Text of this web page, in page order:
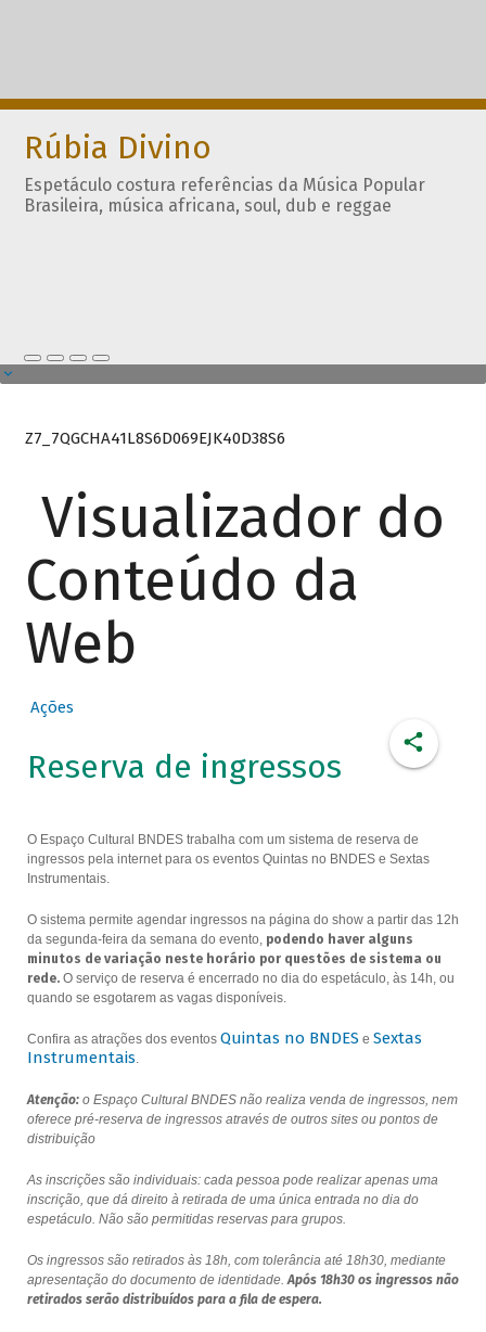
Rúbia Divino
Espetáculo costura referências da Música Popular
Brasileira, música africana, soul, dub e reggae
Z7_7QGCHA41L8S6D069EJK40D38S6
Visualizador do
Conteúdo da
Web
Ações
Reserva de ingressos
O Espaço Cultural BNDES trabalha com um sistema de reserva de
ingressos pela internet para os eventos Quintas no BNDES e Sextas
Instrumentais.
O sistema permite agendar ingressos na página do show a partir das 12h
da segunda-feira da semana do evento, podendo haver alguns
minutos de variação neste horário por questões de sistema ou
rede.O serviço de reserva é encerrado no dia do espetáculo, às 14h, ou
quando se esgotarem as vagas disponíveis.
Confira as atrações dos eventos Quintas no BNDES e Sextas
Instrumentais.
Atenção:o Espaço Cultural BNDES não realiza venda de ingressos, nem
oferece pré-reserva de ingressos através de outros sites ou pontos de
distribuição
As inscrições são individuais: cada pessoa pode realizar apenas uma
inscrição, que dá direito à retirada de uma única entrada no dia do
espetáculo. Não são permitidas reservas para grupos.
Os ingressos são retirados às 18h, com tolerância até 18h30, mediante
apresentação do documento de identidade.Após 18h30 os ingressos não
retirados serão distribuídos para a fila de espera.